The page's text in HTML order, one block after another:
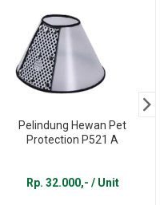
Pelindung Hewan Pet
Protection P521 A
Rp. 32.000,- / Unit